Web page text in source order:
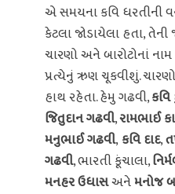
એ સમયના કવિ ધરતીની
કેટલા જોડાયેલા હતા,
ચારણો અને બારોટોનાં
પ્રત્યેનું ઋણ ચૂકવીશું.
હાથ રહેતા. હેમુ ગઢવી,
જિતુદાન ગઢવી,રામભાઈ
મનુભાઈ ગઢવી, કવિ દાદ,
ગઢવી, ભારતી કૂંચાલા,
મનહર ઉધાસઅનેમનોજ